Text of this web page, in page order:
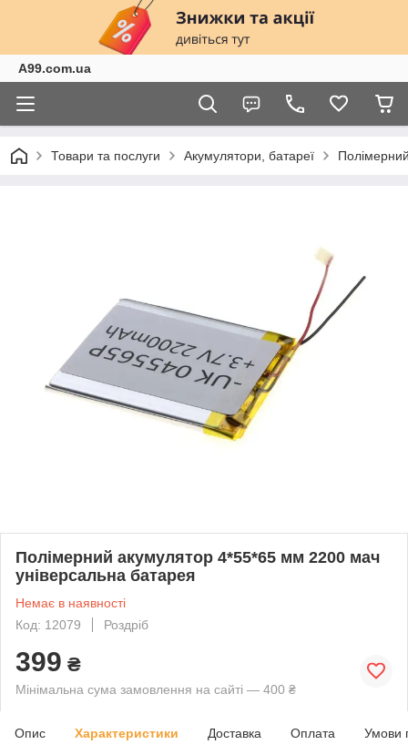
A99.com.ua
Товари та послуги Акумулятори, батареї
Полімерний акумулятор 4*55*65 мм 2200 мач
універсальна батарея
Немає в наявності
Код: 12079
Роздріб
399 ₴
Мінімальна сума замовлення на сайті — 400 ₴
Опис Характеристики Доставка Оплата Умови